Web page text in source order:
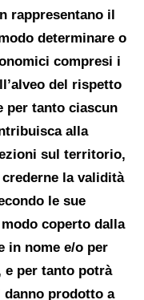
rappresentano il
determinare o
compresi i
del rispetto
per tanto ciascun
a alla
sul territorio,
la validità
le sue
coperto dalla
in nome e/o per
e per tanto potrà
prodotto a